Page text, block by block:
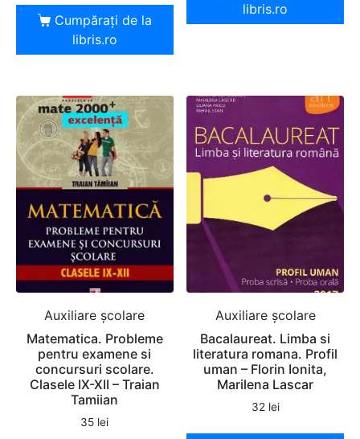
Cumpărați de la
libris.ro
libris.ro
Auxiliare şcolare
Matematica. Probleme
pentru examene si
concursuri scolare.
Clasele IX-XII – Traian
Tamiian
35 lei
Auxiliare şcolare
Bacalaureat. Limba si
literatura romana. Profil
uman – Florin Ionita,
Marilena Lascar
32 lei